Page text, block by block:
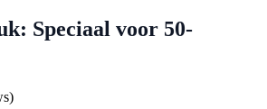
Speciaal voor 50-